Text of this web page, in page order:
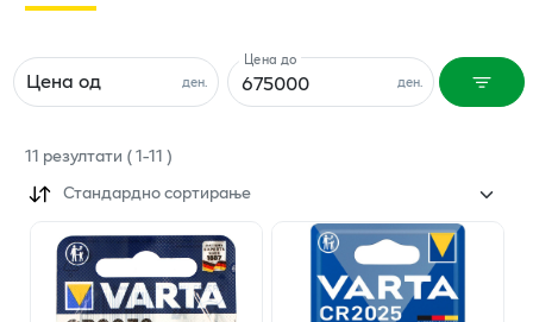
ден.
Цена од ден.
Цена до
11 резултати (1-11)
Стандардно сортирање